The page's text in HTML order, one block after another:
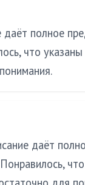
полное
что
даёт